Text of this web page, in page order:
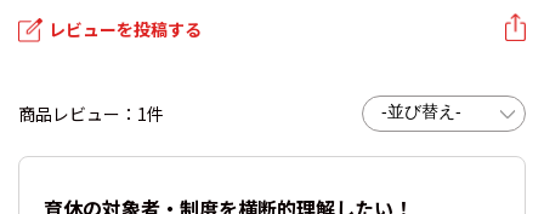
レビューを投稿する
商品レビュー：1件
育休の対象者・制度を横断的理解したい！